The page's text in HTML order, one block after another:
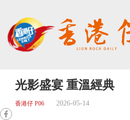
光影盛宴 重溫經典
香港仔 P06 2026-05-14